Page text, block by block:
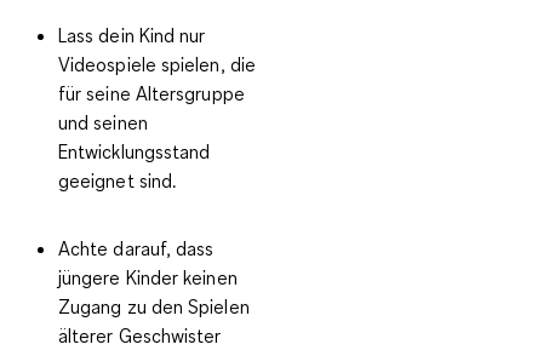
Lass dein Kindnur
Videospiele spielen, die
für seine Altersgruppe
und seinen
Entwicklungsstand
geeignetsind.
Achte darauf, dass
jüngere Kinder keinen
Zugang zu den Spielen
älterer Geschwister